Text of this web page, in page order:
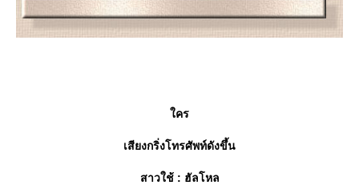
คร
เสียงกริ่งโทรศัพท์ดังขึ้น
สาวใช้ : ฮัลโหล